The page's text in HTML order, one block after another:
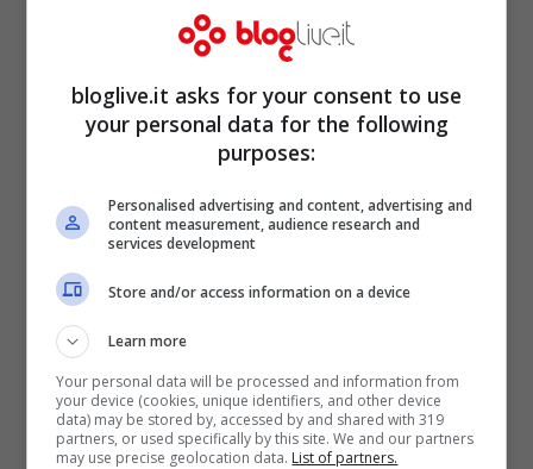
Hirsch ha superato laconcorrenza
papabili, come Adam DeVine (comico di
Comedy Central) e Joaquin Phoenix.
Anche se il preferito da fan e nostalgici di
Belushi sarebbe stato l’istrionicoJack
Black
, vicino al mitico protagonista di
Animal HouseeThe Blues Brotherssia per
tipologia di comicità che per
caratteristiche fisiche
bloglive.it asks for your consent to use
your personal data for the following
purposes:
Personalised advertising and content, advertising and
content measurement, audience research and
services development
Store and/or access information on a device
Learn more
Your personal data will be processed and information from
your device (cookies, unique identifiers, and other device
data) may be stored by, accessed by and shared with 319
partners, or used specifically by this site. We and our partners
may use precise geolocation data. List of partners.